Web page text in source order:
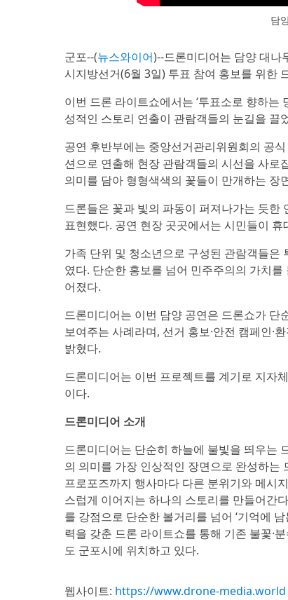
담
군포--(뉴스와이어)--드론미디어는 담양 대나
시지방선거(6월 3일) 투표 참여 홍보를 위한
이번 드론 라이트쇼에서는 ‘투표소로 향하
성적인 스토리 연출이 관람객들의 눈길을 끌
공연 후반부에는 중앙선거관리위원회의 공
션으로 연출해 현장 관람객들의 시선을 사로
의미를 담아 형형색색의 꽃들이 만개하는
드론들은 꽃과 빛의 파동이 퍼져나가는 듯
표현했다. 공연 현장 곳곳에서는 시민들이
가족 단위 및 청소년으로 구성된 관람객들은
였다. 단순한 홍보를 넘어 민주주의의 가치
어졌다.
드론미디어는 이번 담양 공연은 드론쇼가
보여주는 사례라며, 선거 홍보·안전 캠페인·
밝혔다.
드론미디어는 이번 프로젝트를 계기로 지자
이다.
드론미디어 소개
드론미디어는 단순히 하늘에 불빛을 띄우는
의 의미를 가장 인상적인 장면으로 완성하는
프로포즈까지 행사마다 다른 분위기와 메시
스럽게 이어지는 하나의 스토리를 만들어간
를 강점으로 단순한 볼거리를 넘어 ‘기억에
력을 갖춘 드론 라이트쇼를 통해 기존 불꽃·
도 군포시에 위치하고 있다.
웹사이트: https://www.drone-media.world